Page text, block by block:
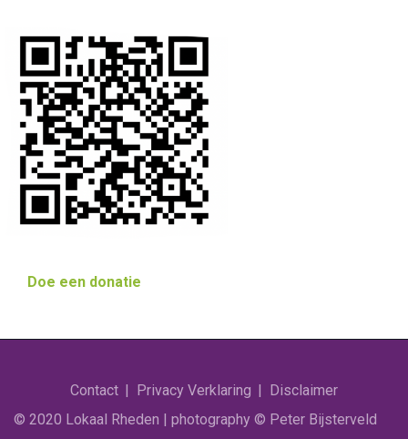
Doe een donatie
Contact Privacy Verklaring
Disclaimer
© 2020 Lokaal Rheden | photography © Peter Bijsterveld